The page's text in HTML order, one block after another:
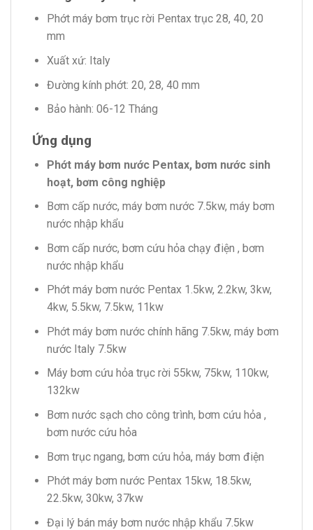
Phớt máy bơm trục rời Pentax trục 28, 40, 20
mm
Xuất xứ: Italy
Đường kính phớt: 20, 28, 40 mm
Bảo hành: 06-12 Tháng
Ứng dụng
Phớt máy bơm nước Pentax, bơm nước sinh
hoạt, bơm công nghiệp
Bơm cấp nước, máy bơm nước 7.5kw, máy bơm
nước nhập khẩu
Bơm cấp nước, bơm cứu hỏa chạy điện , bơm
nước nhập khẩu
Phớt máy bơm nước Pentax 1.5kw, 2.2kw, 3kw,
4kw, 5.5kw, 7.5kw, 11kw
Phớt máy bơm nước chính hãng 7.5kw, máy bơm
nước Italy 7.5kw
Máy bơm cứu hỏa trục rời 55kw, 75kw, 110kw,
132kw
Bơm nước sạch cho công trình, bơm cứu hỏa ,
bơm nước cứu hỏa
Bơm trục ngang, bơm cứu hỏa, máy bơm điện
Phớt máy bơm nước Pentax 15kw, 18.5kw,
22.5kw, 30kw, 37kw
Đại lý bán máy bơm nước nhập khẩu 7.5kw